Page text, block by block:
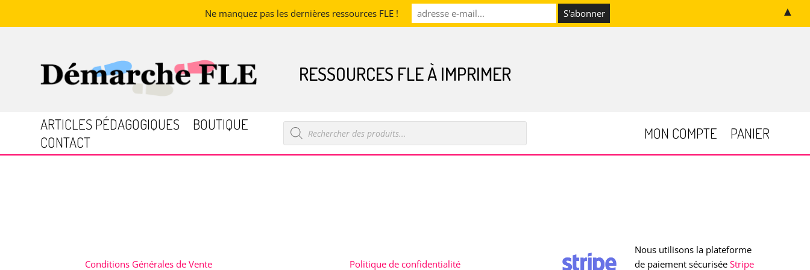
RESSOURCES FLE À IMPRIMER
ARTICLES PÉDAGOGIQUES
BOUTIQUE
CONTACT
Recherche
de
produits
MON COMPTE PANIER
Conditions Générales de Vente Politique de confidentialité
Nous utilisons la plateforme
de paiement sécurisée Stripe
Ne manquez pas les dernières ressources FLE ! ▲